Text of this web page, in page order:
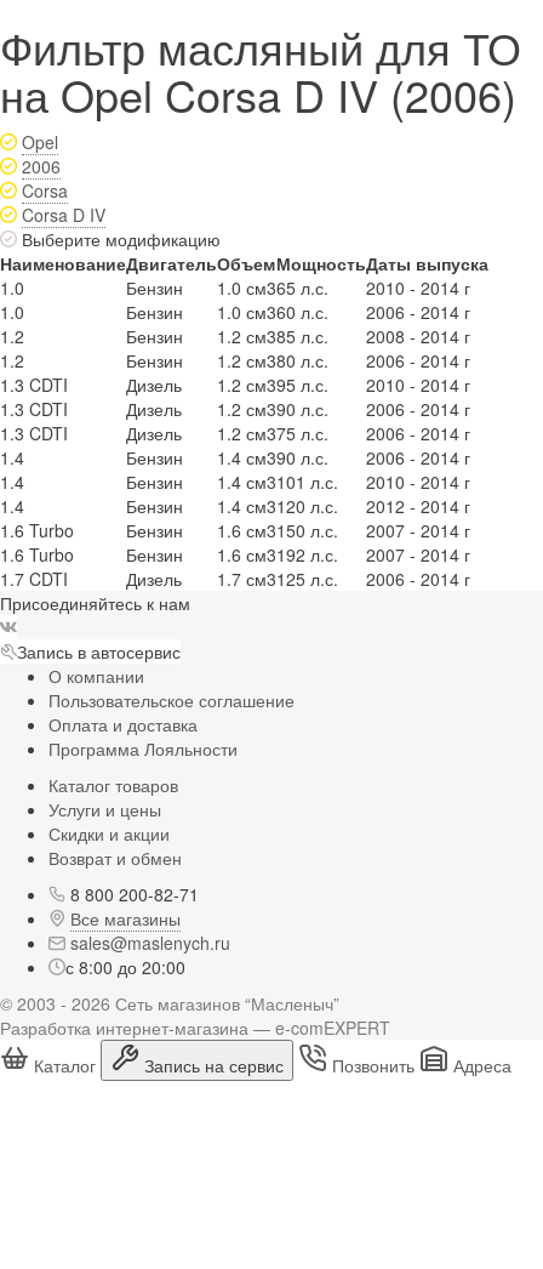
Фильтр масляный для ТО
на Opel Corsa D IV (2006)
Opel
2006
Corsa
Corsa D IV
Выберите модификацию
НаименованиеДвигательОбъемМощностьДаты выпуска
1.0
Бензин 1.0 см365 л.с.
2010 - 2014 г
1.0
Бензин 1.0 см360 л.с.
2006 - 2014 г
1.2
Бензин 1.2 см385 л.с.
2008 - 2014 г
1.2
Бензин 1.2 см380 л.с.
2006 - 2014 г
1.3 CDTI
Дизель 1.2 см395 л.с.
2010 - 2014 г
1.3 CDTI
Дизель 1.2 см390 л.с.
2006 - 2014 г
1.3 CDTI
Дизель 1.2 см375 л.с.
2006 - 2014 г
1.4
Бензин 1.4 см390 л.с.
2006 - 2014 г
1.4
Бензин 1.4 см3101 л.с.
2010 - 2014 г
1.4
Бензин 1.4 см3120 л.с.
2012 - 2014 г
1.6 Turbo
Бензин 1.6 см3150 л.с.
2007 - 2014 г
1.6 Turbo
Бензин 1.6 см3192 л.с.
2007 - 2014 г
1.7 CDTI
Дизель 1.7 см3125 л.с.
2006 - 2014 г
Присоединяйтесь к нам
Запись в автосервис
О компании
Пользовательское соглашение
Оплата и доставка
Программа Лояльности
Каталог товаров
Услуги и цены
Скидки и акции
Возврат и обмен
8 800 200-82-71
Все магазины
sales@maslenych.ru
с 8:00 до 20:00
© 2003 - 2026 Сеть магазинов “Масленыч”
Разработка интернет-магазина — e-comEXPERT
Каталог
Запись на сервис Позвонить Адреса